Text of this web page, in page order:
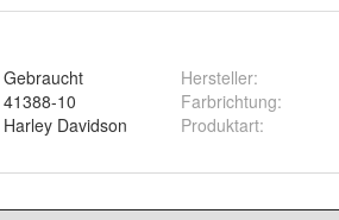
Gebraucht
41388-10
Harley Davidson
Hersteller:
Farbrichtung:
Produktart: